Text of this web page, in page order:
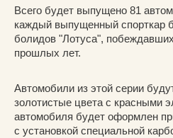
Всего будет выпущено 81
каждый выпущенный спорткар
болидов "Лотуса",
прошлых лет.
Автомобили из этой серии
золотистые цвета с красными
автомобиля будет оформлен
с установкой специальной